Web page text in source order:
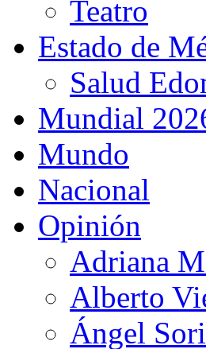
Teatro
Estado de
Salud
Mundial
Mundo
Nacional
Opinión
Adriana
Alberto
Ángel